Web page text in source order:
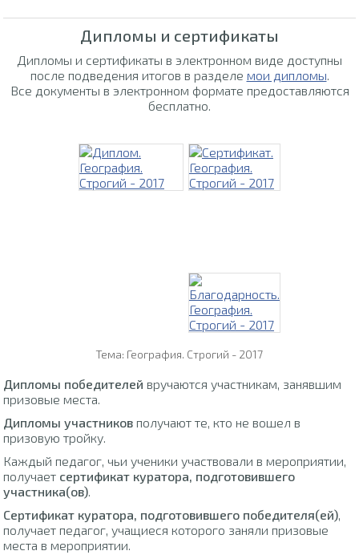
Дипломы и сертификаты
Дипломы и сертификаты в электронном виде доступны
после подведения итогов в разделе мои дипломы.
Все документы в электронном формате предоставляются
бесплатно.
Тема: География. Строгий - 2017
Дипломы победителей вручаются участникам, занявшим
призовые места.
Дипломы участников получают те, кто не вошел в
призовую тройку.
Каждый педагог, чьи ученики участвовали в мероприятии,
получает сертификат куратора, подготовившего
участника(ов).
Сертификат куратора, подготовившего победителя(ей),
получает педагог, учащиеся которого заняли призовые
места в мероприятии.